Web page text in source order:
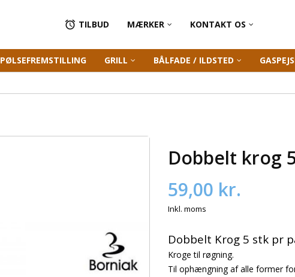
 TILBUD MÆRKER KONTAKT OS
PØLSEFREMSTILLING GRILL BÅLFADE / ILDSTED
Dobbelt krog
59,00 kr.
Inkl. moms
Dobbelt Krog 5 stk pr
Kroge til røgning.
Til ophængning af alle former